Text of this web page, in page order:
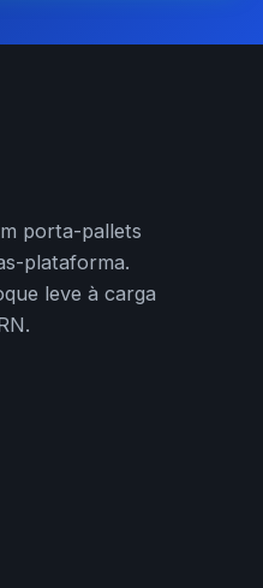
porta-pallets
plataforma.
leve à carga